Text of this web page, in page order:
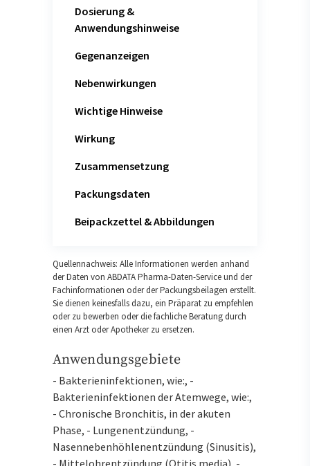
Dosierung &
Anwendungshinweise
Gegenanzeigen
Nebenwirkungen
Wichtige Hinweise
Wirkung
Zusammensetzung
Packungsdaten
Beipackzettel & Abbildungen
Quellennachweis: Alle Informationen werden anhand
der Daten von ABDATA Pharma-Daten-Service und der
Fachinformationen oder der Packungsbeilagen erstellt.
Sie dienen keinesfalls dazu, ein Präparat zu empfehlen
oder zu bewerben oder die fachliche Beratung durch
einen Arzt oder Apotheker zu ersetzen.
Anwendungsgebiete
- Bakterieninfektionen, wie:, -
Bakterieninfektionen der Atemwege, wie:,
- Chronische Bronchitis, in der akuten
Phase, - Lungenentzündung, -
Nasennebenhöhlenentzündung (Sinusitis),